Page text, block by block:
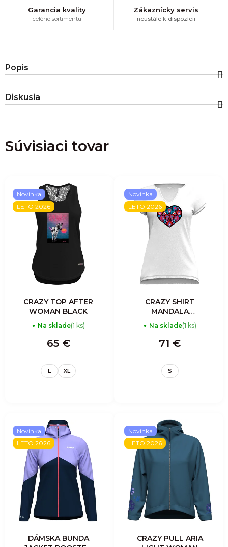
Garancia kvality
celého sortimentu
Zákaznícky servis
neustále k dispozícii
Popis
Diskusia
Súvisiaci tovar
Novinka
LETO 2026
CRAZY TOP AFTER
WOMAN BLACK
Na sklade(1 ks)
65 €
L XL
Novinka
LETO 2026
CRAZY SHIRT
MANDALA
WOMAN
MOUNTAIN
FLOWER
Na sklade(1 ks)
71 €
S
Novinka
LETO 2026
DÁMSKA BUNDA
Novinka
LETO 2026
CRAZY PULL ARIA